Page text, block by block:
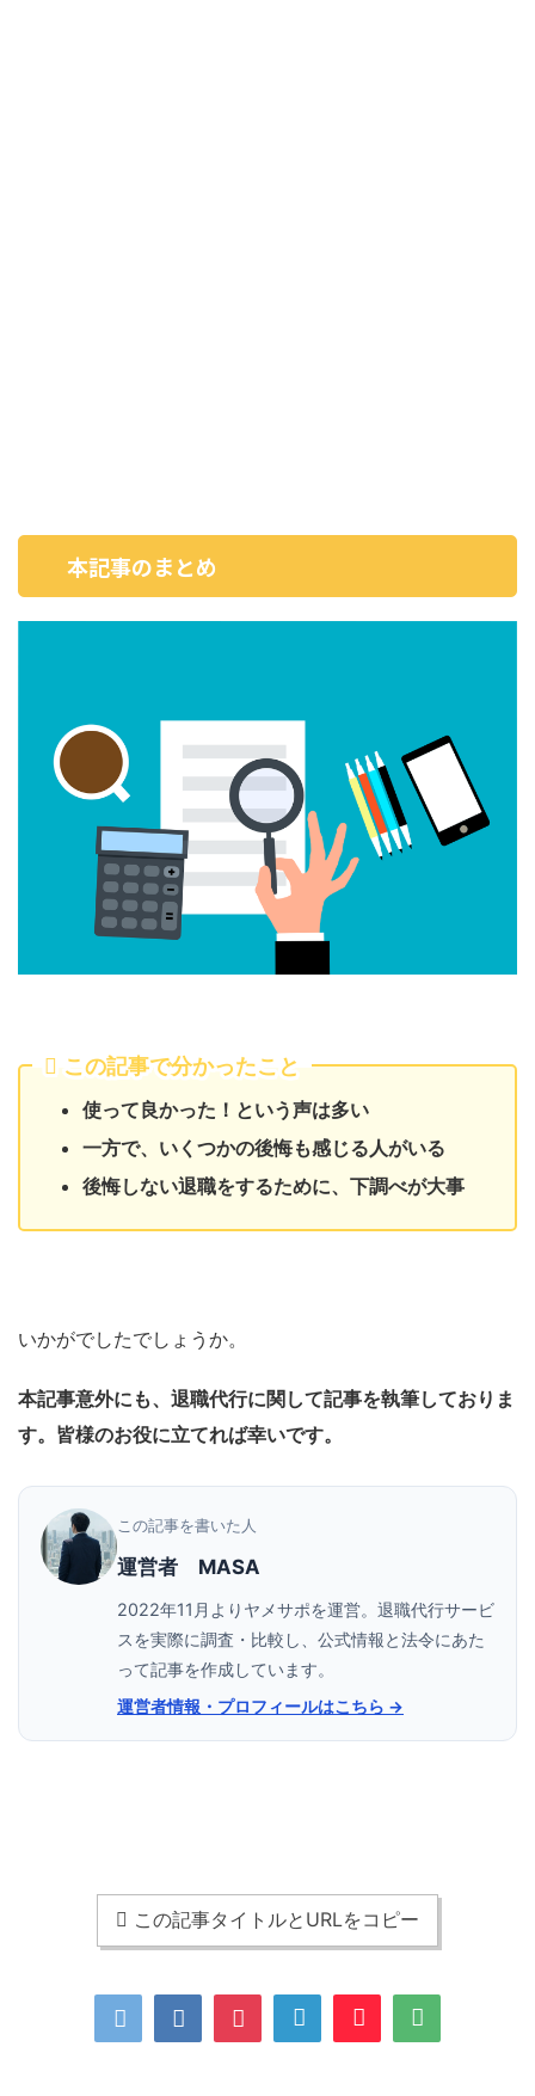
本記事のまとめ
この記事で分かったこと
使って良かった！という声は多い
一方で、いくつかの後悔も感じる人がいる
後悔しない退職をするために、下調べが大事
いかがでしたでしょうか。
本記事意外にも、退職代行に関して記事を執筆しておりま
す。皆様のお役に立てれば幸いです。
この記事を書いた人
運営者 MASA
2022年11月よりヤメサポを運営。退職代行サービ
スを実際に調査・比較し、公式情報と法令にあた
って記事を作成しています。
運営者情報・プロフィールはこちら →
この記事タイトルとURLをコピー